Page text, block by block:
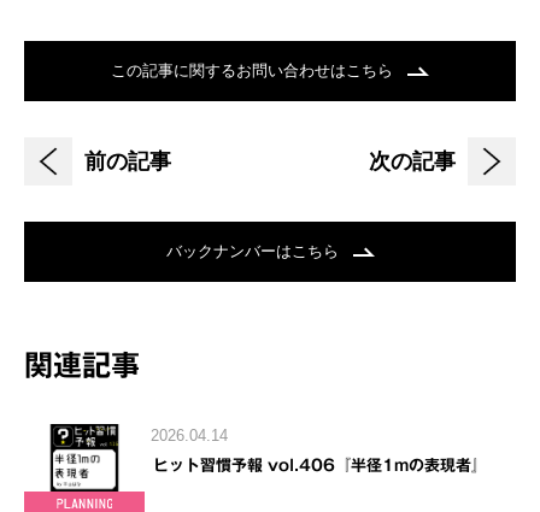
この記事に関するお問い合わせはこちら
前の記事 次の記事
バックナンバーはこちら
関連記事
2026.04.14
ヒット習慣予報 vol.406『半径1mの表現者』